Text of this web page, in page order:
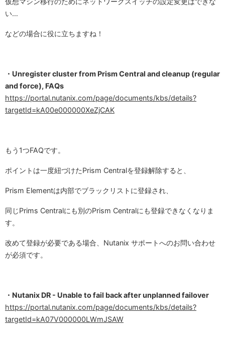
い…
などの場合に役に立ちますね！
・Unregister cluster from Prism Central and cleanup (regular
and force), FAQs
https://portal.nutanix.com/page/documents/kbs/details?
targetId=kA00e000000XeZjCAK
もう1つFAQです。
ポイントは一度紐づけたPrism Centralを登録解除すると、
Prism Elementは内部でブラックリストに登録され、
同じPrims Centralにも別のPrism Centralにも登録できなくなりま
す。
改めて登録が必要である場合、Nutanix サポートへのお問い合わせ
が必須です。
・Nutanix DR - Unable to fail back after unplanned failover
https://portal.nutanix.com/page/documents/kbs/details?
targetId=kA07V000000LWmJSAW